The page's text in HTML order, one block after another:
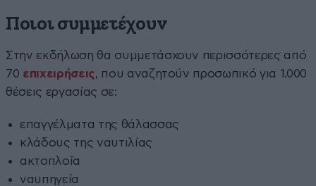
Ποιοι συμμετέχουν
Στην εκδήλωση θα συμμετάσχουν περισσότερες από
70 επιχειρήσεις, που αναζητούν προσωπικό για 1.000
θέσεις εργασίας σε:
επαγγέλματα της θάλασσας
κλάδους της ναυτιλίας
ακτοπλοΐα
ναυπηγεία